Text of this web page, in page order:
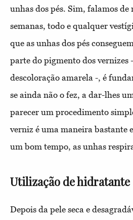
unhas dos pés. Sim, falamos
semanas, todo e qualquer
que as unhas dos pés
parte do pigmento dos vernizes
descoloração amarela -, é
se ainda não o fez, a dar-lhes
parecer um procedimento
verniz é uma maneira bastante
um bom tempo, as unhas
Utilização de hidratante
Depois da pele seca e